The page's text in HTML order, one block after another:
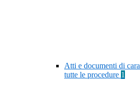
Atti e documenti di
tutte le procedure 1